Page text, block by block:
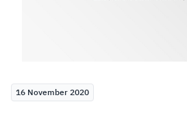
16 November 2020